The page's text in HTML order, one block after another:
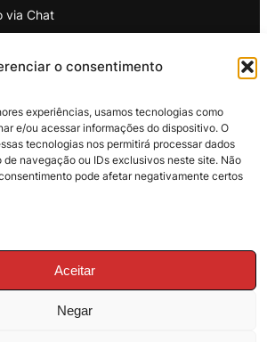
o consentimento
experiências, usamos tecnologias como
e/ou acessar informações do dispositivo. O
tecnologias nos permitirá processar dados
navegação ou IDs exclusivos neste site. Não
pode afetar negativamente certos
Aceitar
Negar
via Chat
e Devoluções